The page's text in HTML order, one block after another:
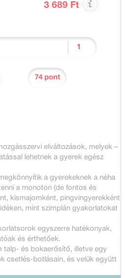
3 689 Ft
74 pont
elváltozások, melyek –
lehetnek a gyerek egész
a gyerekeknek a néha
a monoton (de fontos és
kismajomként, pingvingyerekként
mint szimplán gyakorlatokat
egyszerre hatékonyak,
és érthetőek.
talp- és bokaerősítő, illetve egy
csetlés-botlásain, és velük együtt